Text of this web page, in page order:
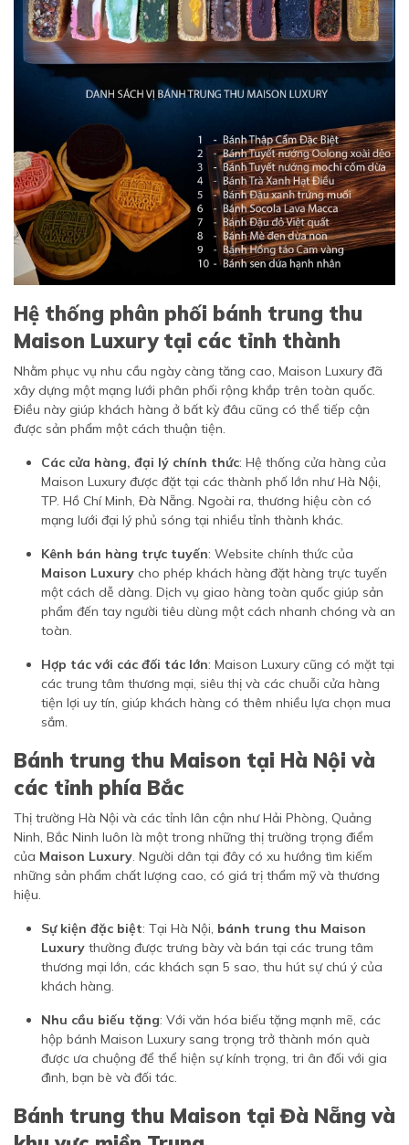
Hệ thống phân phối bánh trung thu
Maison Luxury tại các tỉnh thành
Nhằm phục vụ nhu cầu ngày càng tăng cao, Maison Luxury đã
xây dựng một mạng lưới phân phối rộng khắp trên toàn quốc.
Điều này giúp khách hàng ở bất kỳ đâu cũng có thể tiếp cận
được sản phẩm một cách thuận tiện.
Các cửa hàng, đại lý chính thức: Hệ thống cửa hàng của
Maison Luxury được đặt tại các thành phố lớn như Hà Nội,
TP. Hồ Chí Minh, Đà Nẵng. Ngoài ra, thương hiệu còn có
mạng lưới đại lý phủ sóng tại nhiều tỉnh thành khác.
Kênh bán hàng trực tuyến: Website chính thức của
Maison Luxury cho phép khách hàng đặt hàng trực tuyến
một cách dễ dàng. Dịch vụ giao hàng toàn quốc giúp sản
phẩm đến tay người tiêu dùng một cách nhanh chóng và an
toàn.
Hợp tác với các đối tác lớn: Maison Luxury cũng có mặt tại
các trung tâm thương mại, siêu thị và các chuỗi cửa hàng
tiện lợi uy tín, giúp khách hàng có thêm nhiều lựa chọn mua
sắm.
Bánh trung thu Maison tại Hà Nội và
các tỉnh phía Bắc
Thị trường Hà Nội và các tỉnh lân cận như Hải Phòng, Quảng
Ninh, Bắc Ninh luôn là một trong những thị trường trọng điểm
của Maison Luxury. Người dân tại đây có xu hướng tìm kiếm
những sản phẩm chất lượng cao, có giá trị thẩm mỹ và thương
hiệu.
Sự kiện đặc biệt: Tại Hà Nội, bánh trung thu Maison
Luxury thường được trưng bày và bán tại các trung tâm
thương mại lớn, các khách sạn 5 sao, thu hút sự chú ý của
khách hàng.
Nhu cầu biếu tặng: Với văn hóa biếu tặng mạnh mẽ, các
hộp bánh Maison Luxury sang trọng trở thành món quà
được ưa chuộng để thể hiện sự kính trọng, tri ân đối với gia
đình, bạn bè và đối tác.
Bánh trung thu Maison tại Đà Nẵng và